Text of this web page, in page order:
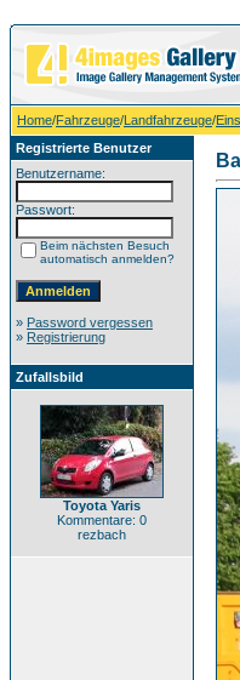
Home/Fahrzeuge/Landfahrzeuge/
Registrierte Benutzer
Benutzername:
Passwort:
Beim nächsten Besuch
automatisch anmelden?
» Password vergessen
» Registrierung
Zufallsbild
Toyota Yaris
Kommentare: 0
rezbach